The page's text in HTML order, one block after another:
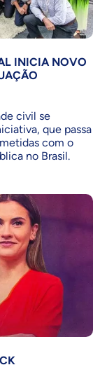
INICIA NOVO
civil se
que passa
com o
no Brasil.